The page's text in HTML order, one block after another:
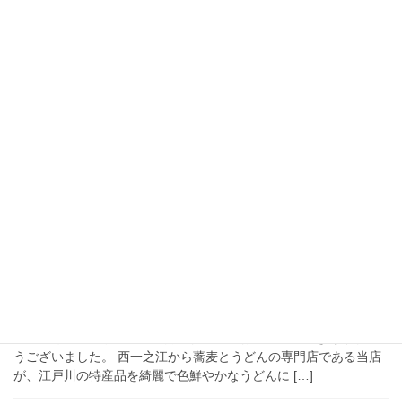
うございました。 西一之江から蕎麦とうどんの専門店である当店
が、江戸川の特産品を綺麗で色鮮やかなうどんに […]